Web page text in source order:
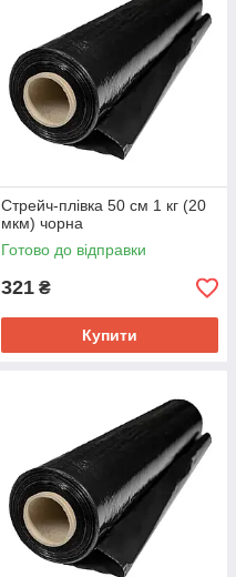
Стрейч-плівка 50 см 1 кг (20
мкм) чорна
Готово до відправки
321 ₴
Купити